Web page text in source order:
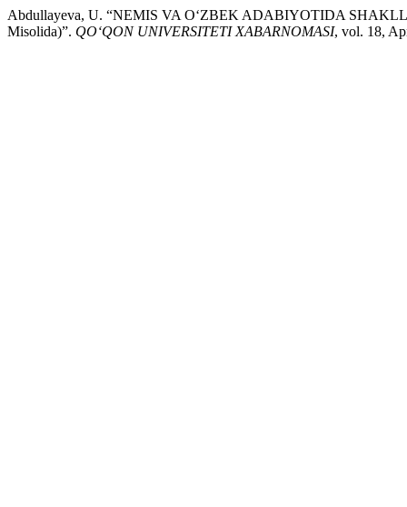
Abdullayeva, U. “NEMIS VA O‘ZBEK ADABIYOTIDA
Misolida)”. QO‘QON UNIVERSITETI XABARNOMASI, vol. 18,